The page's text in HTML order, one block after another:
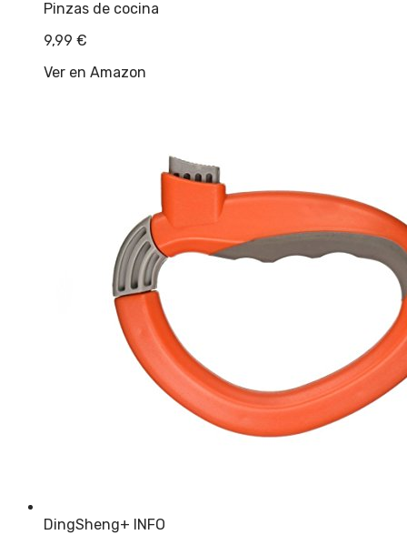
Pinzas de cocina
9,99 €
Ver en Amazon
DingSheng+ INFO